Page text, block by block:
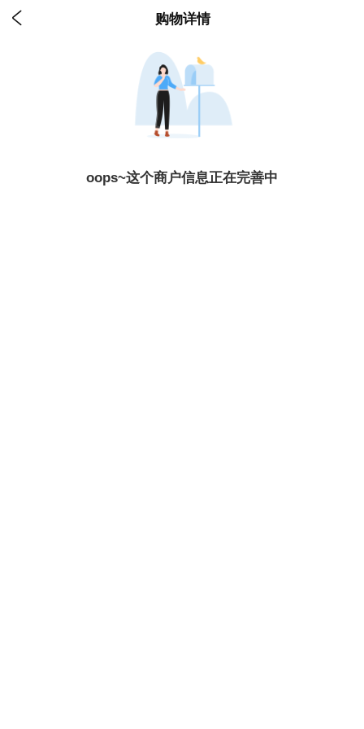
 购物详情
oops~这个商户信息正在完善中